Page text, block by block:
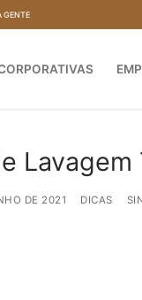
GENTE
DE 2021 DICAS